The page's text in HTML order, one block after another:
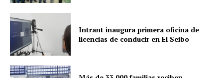
Intrant inaugura primera oficina de
licencias de conducir en El Seibo